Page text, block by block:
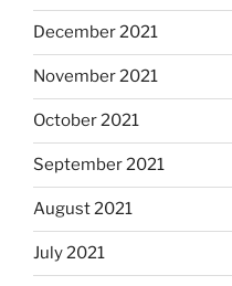
December 2021
November 2021
October 2021
September 2021
August 2021
July 2021